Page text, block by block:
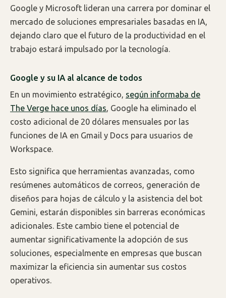
Google y Microsoft lideran una carrera por dominar el
mercado de soluciones empresariales basadas en IA,
dejando claro que el futuro de la productividad en el
trabajo estará impulsado por la tecnología.
Google y su IA al alcance de todos
En un movimiento estratégico, según informaba de
The Verge hace unos días, Google ha eliminado el
costo adicional de 20 dólares mensuales por las
funciones de IA en Gmail y Docs para usuarios de
Workspace.
Esto significa que herramientas avanzadas, como
resúmenes automáticos de correos, generación de
diseños para hojas de cálculo y la asistencia del bot
Gemini, estarán disponibles sin barreras económicas
adicionales. Este cambio tiene el potencial de
aumentar significativamente la adopción de sus
soluciones, especialmente en empresas que buscan
maximizar la eficiencia sin aumentar sus costos
operativos.